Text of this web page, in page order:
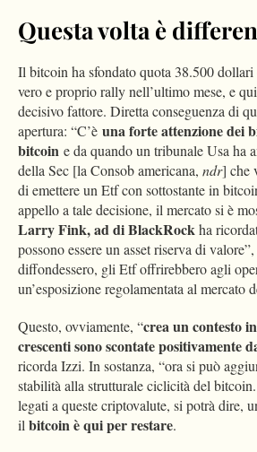
Questa volta è
Il bitcoin ha sfondato quota 38.500
vero e proprio rally nell’ultimo mese, e
decisivo fattore. Diretta conseguenza di
apertura: “C’è una forte attenzione dei
bitcoin e da quando un tribunale Usa ha
della Sec [la Consob americana, ndr] che
di emettere un Etf con sottostante in
appello a tale decisione, il mercato si è
Larry Fink, ad di BlackRockha
possono essere un asset riserva di
diffondessero, gli Etf offrirebbero agli
un’esposizione regolamentata al mercato
Questo, ovviamente, “crea un contesto
crescenti sono scontate positivamente
ricorda Izzi. In sostanza, “ora si può
stabilità alla strutturale ciclicità del
legati a queste criptovalute, si potrà dire,
ilbitcoin è qui per restare.